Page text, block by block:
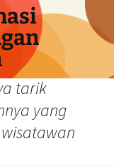
tarik
yang